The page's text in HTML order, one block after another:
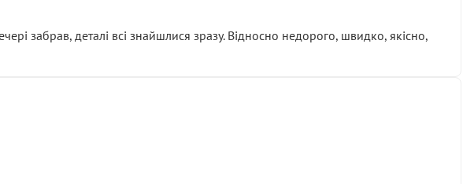
забрав, деталі всі знайшлися зразу. Відносно недорого, швидко, якісно,